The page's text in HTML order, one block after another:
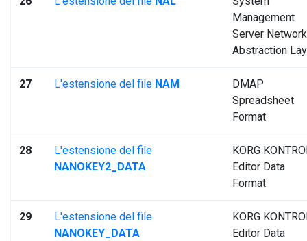
Management
Server Network
Abstraction
27 L'estensione del file NAM
DMAP
Spreadsheet
Format
28
L'estensione del file
NANOKEY2_DATA
KORG
Editor Data
Format
29
L'estensione del file
NANOKEY_DATA
KORG
Editor Data